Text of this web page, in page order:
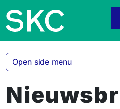
Open side menu